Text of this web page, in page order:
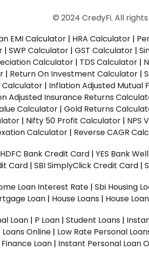
© 2024 CredyFi. All
EMI Calculator | HRA Calculator |
| SWP Calculator | GST Calculator |
Calculator | TDS Calculator |
| Return On Investment Calculator |
Calculator | Inflation Adjusted Mutual
Adjusted Insurance Returns
Calculator | Gold Returns
| Nifty 50 Profit Calculator | NPS
Calculator | Reverse CAGR
Bank Credit Card | YES Bank
Card | SBI SimplyClick Credit Card |
Loan Interest Rate | Sbi Housing
Loan | House Loans | House
Loan | P Loan | Student Loans |
Online | Low Rate Personal
Finance Loan | Instant Personal Loan